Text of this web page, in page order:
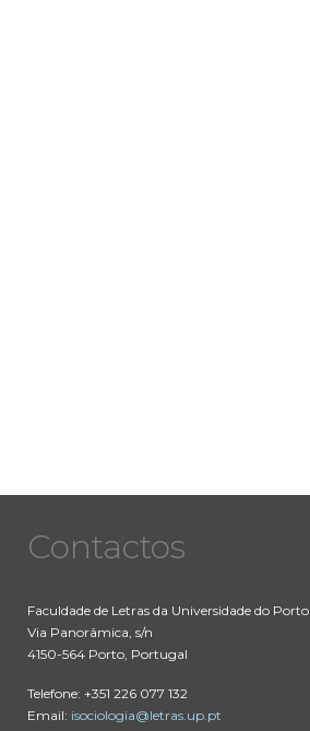
Contactos
Faculdade de Letras da Universidade do Porto
Via Panorâmica, s/n
4150-564 Porto, Portugal
Telefone: +351 226 077 132
Email: isociologia@letras.up.pt